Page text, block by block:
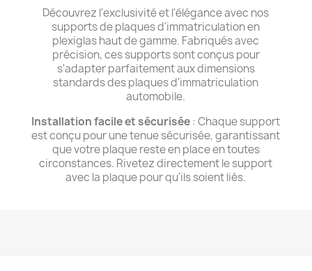
Découvrez l'exclusivité et l'élégance avec nos
supports de plaques d'immatriculation en
plexiglas haut de gamme. Fabriqués avec
précision, ces supports sont conçus pour
s'adapter parfaitement aux dimensions
standards des plaques d'immatriculation
automobile.
Installation facile et sécurisée: Chaque support
est conçu pour une tenue sécurisée, garantissant
que votre plaque reste en place en toutes
circonstances. Rivetez directement le support
avec la plaque pour qu'ils soient liés.